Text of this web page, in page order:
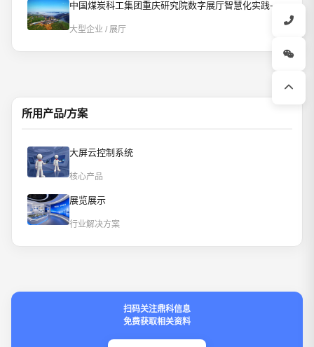
大型企业 / 展厅
所用产品/方案
大屏云控制系统
核心产品
展览展示
行业解决方案
扫码关注鼎科信息
免费获取相关资料